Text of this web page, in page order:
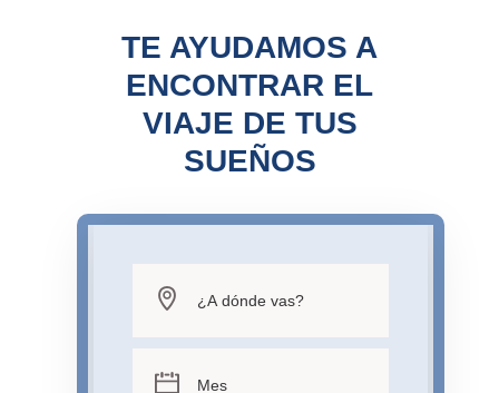
TE AYUDAMOS A
ENCONTRAR EL
VIAJE DE TUS
SUEÑOS